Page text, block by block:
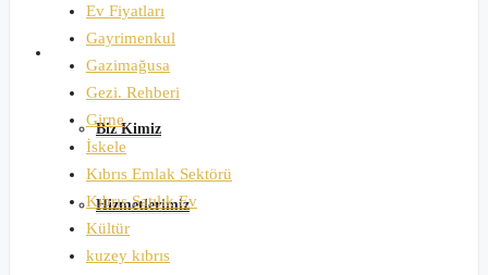
Biz Kimiz
Hizmetlerimiz
Ev Fiyatları
Gayrimenkul
Gazimağusa
Gezi. Rehberi
Girne
İskele
Kıbrıs Emlak Sektörü
Kıbrıs Satılık Ev
Kültür
kuzey kıbrıs